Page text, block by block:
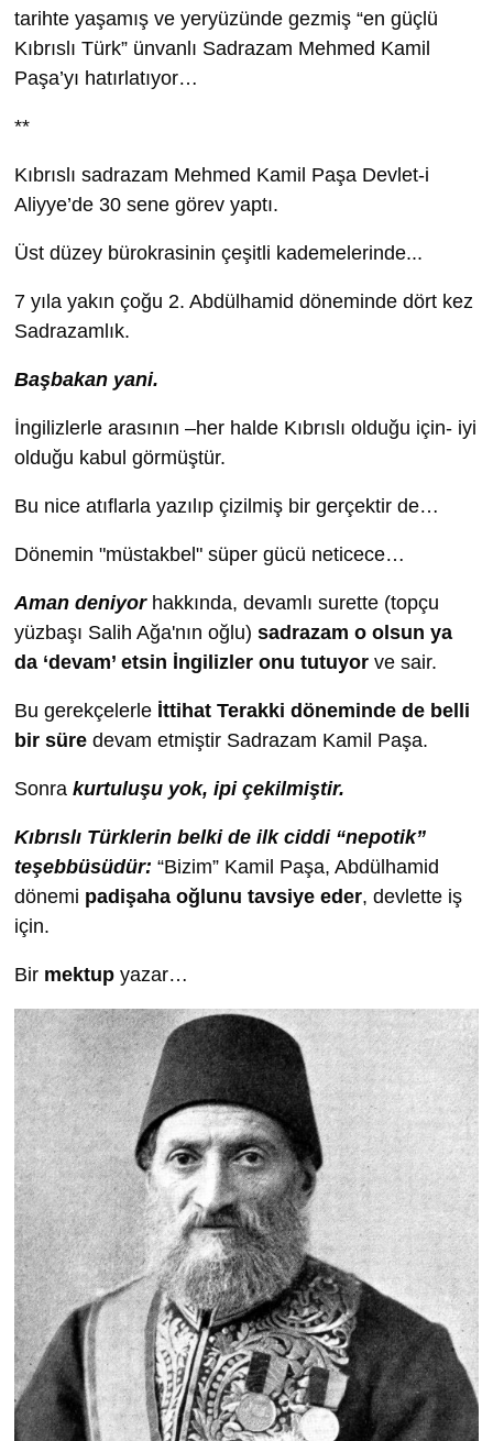
tarihte yaşamış ve yeryüzünde gezmiş “en güçlü
Kıbrıslı Türk” ünvanlı Sadrazam Mehmed Kamil
Paşa’yı hatırlatıyor…
**
Kıbrıslı sadrazam Mehmed Kamil Paşa Devlet-i
Aliyye’de 30 sene görev yaptı.
Üst düzey bürokrasinin çeşitli kademelerinde...
7 yıla yakın çoğu 2. Abdülhamid döneminde dört kez
Sadrazamlık.
Başbakan yani.
İngilizlerle arasının –her halde Kıbrıslı olduğu için- iyi
olduğu kabul görmüştür.
Bu nice atıflarla yazılıp çizilmiş bir gerçektir de…
Dönemin "müstakbel" süper gücü neticece…
Aman deniyor hakkında, devamlı surette (topçu
yüzbaşı Salih Ağa'nın oğlu) sadrazam o olsun ya
da ‘devam’ etsin İngilizler onu tutuyor ve sair.
Bu gerekçelerle İttihat Terakki döneminde de belli
bir süre devam etmiştir Sadrazam Kamil Paşa.
Sonra kurtuluşu yok, ipi çekilmiştir.
Kıbrıslı Türklerin belki de ilk ciddi “nepotik”
teşebbüsüdür: “Bizim” Kamil Paşa, Abdülhamid
dönemi padişaha oğlunu tavsiye eder, devlette iş
için.
Bir mektup yazar…